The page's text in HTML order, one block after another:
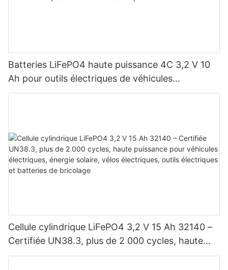
Batteries LiFePO4 haute puissance 4C 3,2 V 10
Ah pour outils électriques de véhicules
électriques
Cellule cylindrique LiFePO4 3,2 V 15 Ah 32140 –
Certifiée UN38.3, plus de 2 000 cycles, haute
puissance pour véhicules électriques, énergie